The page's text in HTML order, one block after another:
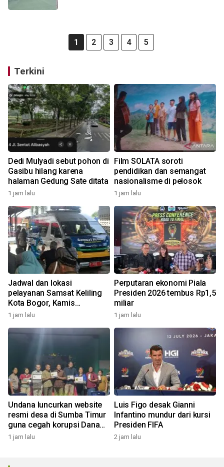
1 2 3 4 5
Terkini
Dedi Mulyadi sebut pohon di
Gasibu hilang karena
halaman Gedung Sate ditata
1 jam lalu
Film SOLATA soroti
pendidikan dan semangat
nasionalisme di pelosok
1 jam lalu
Jadwal dan lokasi
pelayanan Samsat Keliling
Kota Bogor, Kamis
(5/8/2026)
1 jam lalu
Perputaran ekonomi Piala
Presiden 2026 tembus Rp1,5
miliar
1 jam lalu
Undana luncurkan website
resmi desa di Sumba Timur
guna cegah korupsi Dana
Desa
1 jam lalu
Luis Figo desak Gianni
Infantino mundur dari kursi
Presiden FIFA
2 jam lalu